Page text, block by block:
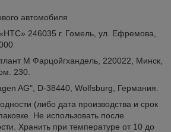
автомобиля
246035 г. Гомель, ул. Ефремова,
М Фарцойгхандель, 220022, Минск,
230.
AG", D-38440, Wolfsburg, Германия.
(либо дата производства и срок
Не использовать после
Хранить при температуре от 10 до